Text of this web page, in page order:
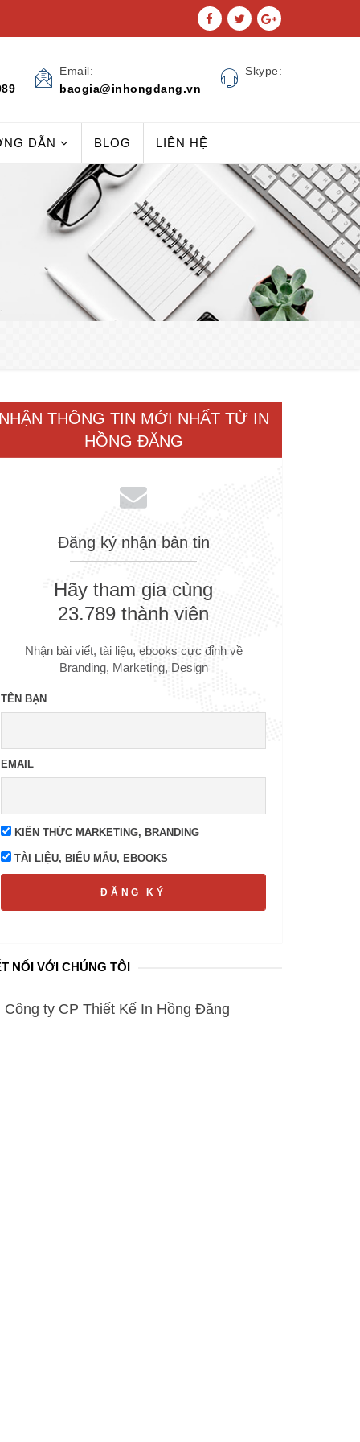
Email:
baogia@inhongdang.vn
Skype:
DẪN BLOG LIÊN HỆ
THÔNG TIN MỚI NHẤT TỪ IN
HỒNG ĐĂNG
Đăng ký nhận bản tin
Hãy tham gia cùng
23.789 thành viên
Nhận bài viết, tài liệu, ebooks cực đỉnh về
Branding, Marketing, Design
TÊN BẠN
EMAIL
KIẾN THỨC MARKETING, BRANDING
TÀI LIỆU, BIỂU MẪU, EBOOKS
ĐĂNG KÝ
NỐI VỚI CHÚNG TÔI
Công ty CP Thiết Kế In Hồng Đăng